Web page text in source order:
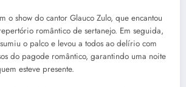
o show do cantor Glauco Zulo, que encantou
romântico de sertanejo. Em seguida,
o palco e levou a todos ao delírio com
do pagode romântico, garantindo uma noite
esteve presente.